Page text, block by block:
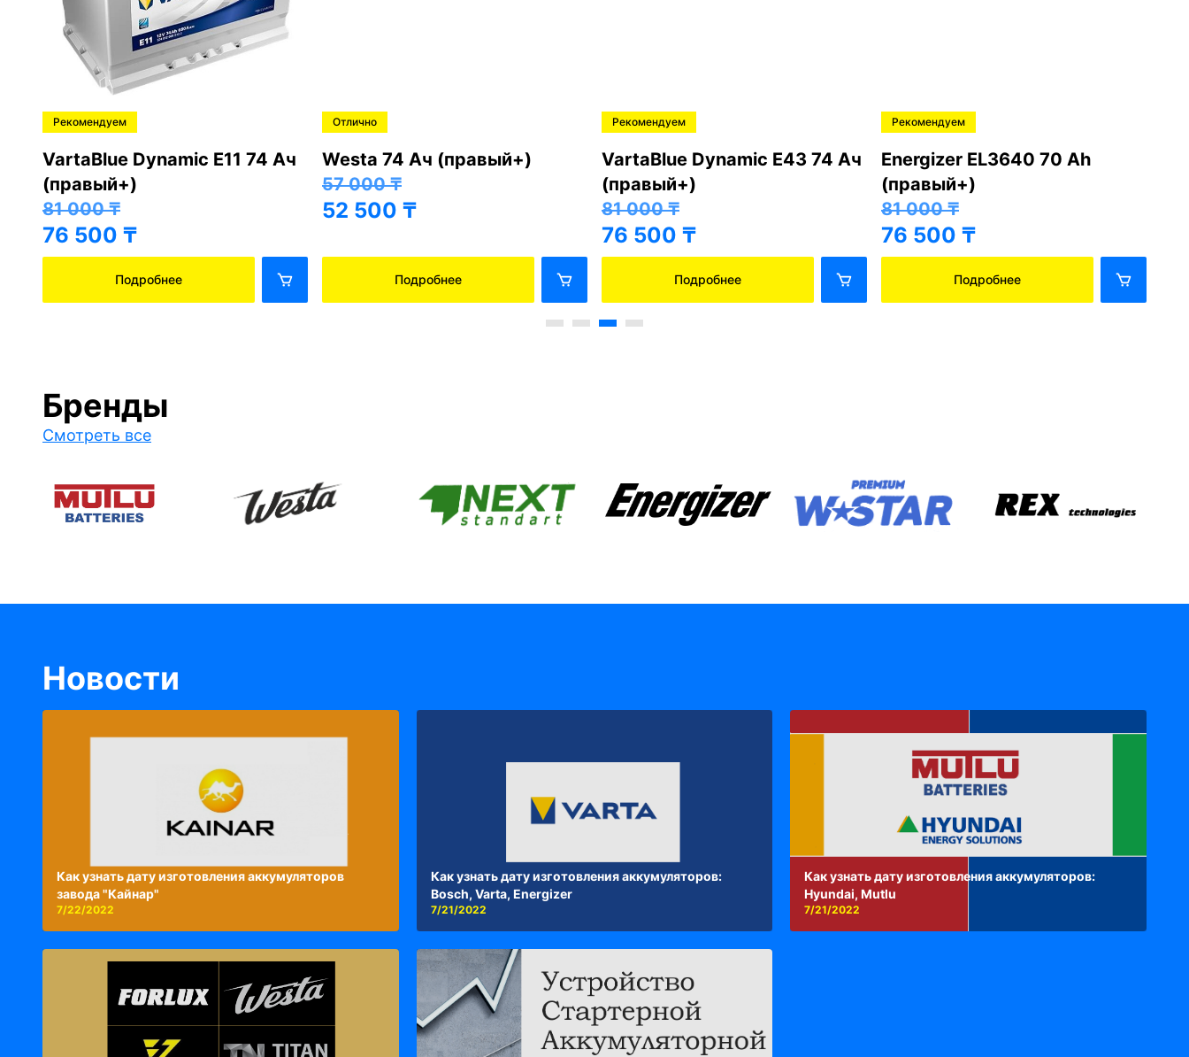
Рекомендуем
VartaBlue Dynamic E11 74 Ач
(правый+)
81 000₸
76 500 ₸
Подробнее
Отлично
Westa 74 Ач (правый+)
57 000₸
52 500 ₸
Подробнее
Рекомендуем
VartaBlue Dynamic E43 74 Ач
(правый+)
81 000₸
76 500 ₸
Подробнее
Рекомендуем
Energizer EL3640 70 Ah
(правый+)
81 000₸
76 500 ₸
Подробнее
Бренды
Смотреть все
Новости
Как узнать дату изготовления аккумуляторов
завода "Кайнар"
7/22/2022
Как узнать дату изготовления аккумуляторов:
Bosch, Varta, Energizer
7/21/2022
Как узнать дату изготовления аккумуляторов:
Hyundai, Mutlu
7/21/2022